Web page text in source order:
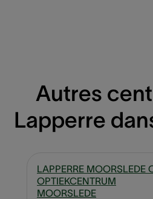
Autres
Lapperre
LAPPERRE MOORSLEDE
OPTIEKCENTRUM
MOORSLEDE